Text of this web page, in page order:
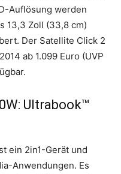
Auflösung werden
13,3 Zoll (33,8 cm)
Der Satellite Click 2
ab 1.099 Euro (UVP
Ultrabook™
ein 2in1-Gerät und
Anwendungen. Es